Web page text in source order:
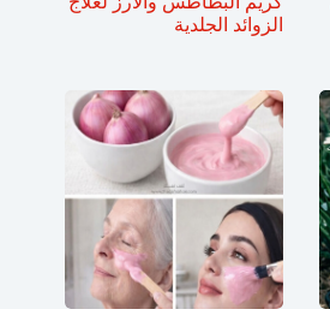
الزوائد الجلدية